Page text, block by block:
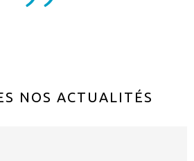
NOS ACTUALITÉS